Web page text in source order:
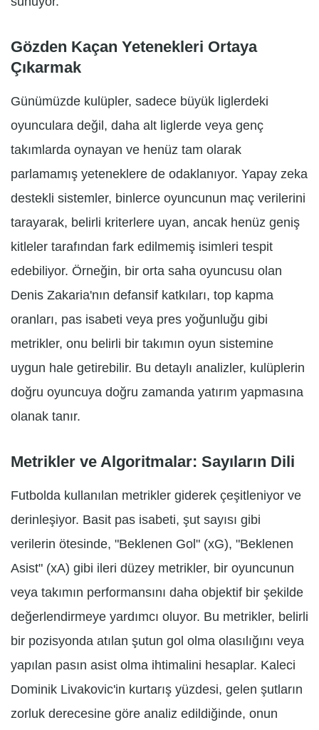
Gözden Kaçan Yetenekleri Ortaya
Çıkarmak
Günümüzde kulüpler, sadece büyük liglerdeki
oyunculara değil, daha alt liglerde veya genç
takımlarda oynayan ve henüz tam olarak
parlamamış yeteneklere de odaklanıyor. Yapay zeka
destekli sistemler, binlerce oyuncunun maç verilerini
tarayarak, belirli kriterlere uyan, ancak henüz geniş
kitleler tarafından fark edilmemiş isimleri tespit
edebiliyor. Örneğin, bir orta saha oyuncusu olan
Denis Zakaria'nın defansif katkıları, top kapma
oranları, pas isabeti veya pres yoğunluğu gibi
metrikler, onu belirli bir takımın oyun sistemine
uygun hale getirebilir. Bu detaylı analizler, kulüplerin
doğru oyuncuya doğru zamanda yatırım yapmasına
olanak tanır.
Metrikler ve Algoritmalar: Sayıların Dili
Futbolda kullanılan metrikler giderek çeşitleniyor ve
derinleşiyor. Basit pas isabeti, şut sayısı gibi
verilerin ötesinde, "Beklenen Gol" (xG), "Beklenen
Asist" (xA) gibi ileri düzey metrikler, bir oyuncunun
veya takımın performansını daha objektif bir şekilde
değerlendirmeye yardımcı oluyor. Bu metrikler, belirli
bir pozisyonda atılan şutun gol olma olasılığını veya
yapılan pasın asist olma ihtimalini hesaplar. Kaleci
Dominik Livakovic'in kurtarış yüzdesi, gelen şutların
zorluk derecesine göre analiz edildiğinde, onun